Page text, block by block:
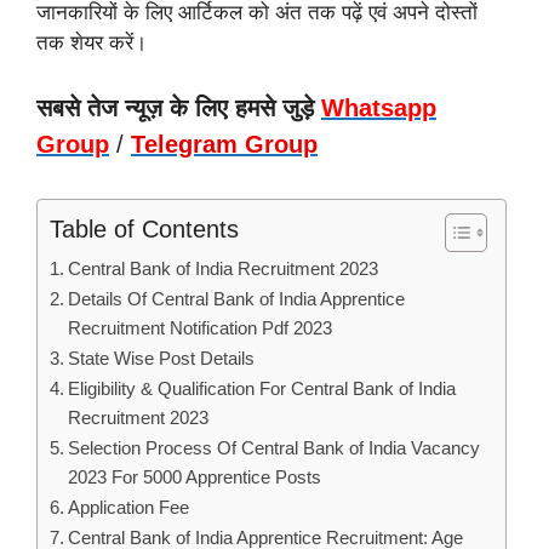
जानकारियों के लिए आर्टिकल को अंत तक पढ़ें एवं अपने दोस्तों
तक शेयर करें।
सबसे तेज न्यूज़ के लिए हमसे जुड़े Whatsapp
Group / Telegram Group
Table of Contents
Central Bank of India Recruitment 2023
Details Of Central Bank of India Apprentice
Recruitment Notification Pdf 2023
State Wise Post Details
Eligibility & Qualification For Central Bank of India
Recruitment 2023
Selection Process Of Central Bank of India Vacancy
2023 For 5000 Apprentice Posts
Application Fee
Central Bank of India Apprentice Recruitment: Age